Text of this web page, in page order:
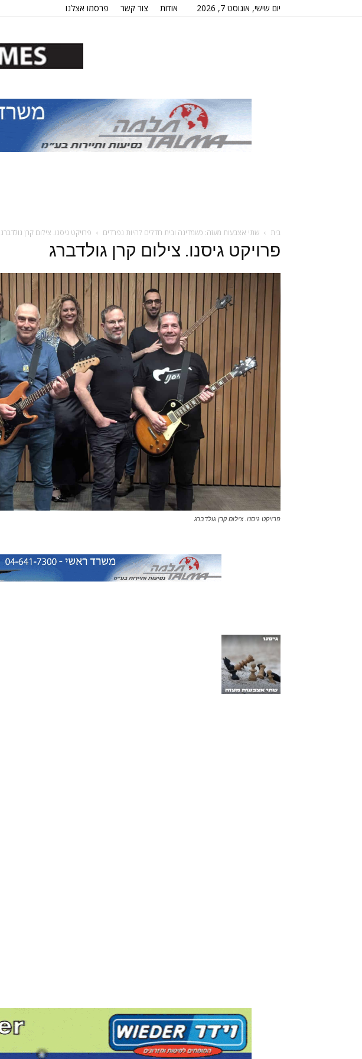
יום שישי, אוגוסט 7, 2026 אודות צור קשר פרסמו אצלנו
בית שתי אצבעות מעזה: כשמדינה ובית חדלים להיות נפרדים פרויקט גיסנו. צילום קרן גולדברג
פרויקט גיסנו. צילום קרן גולדברג
פרויקט גיסנו. צילום קרן גולדברג